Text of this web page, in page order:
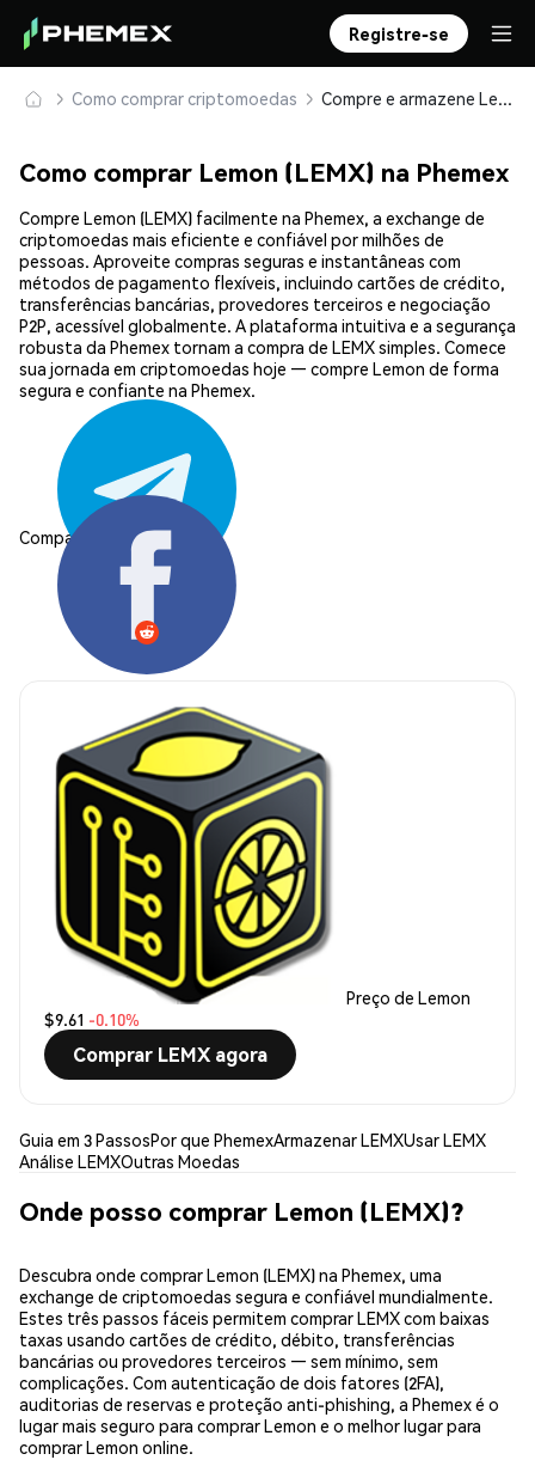
Registre-se
Como comprar criptomoedas Compre e armazene Lemon (LEMX) com segurança
Como comprar Lemon (LEMX) na Phemex
Compre Lemon (LEMX) facilmente na Phemex, a exchange de
criptomoedas mais eficiente e confiável por milhões de
pessoas. Aproveite compras seguras e instantâneas com
métodos de pagamento flexíveis, incluindo cartões de crédito,
transferências bancárias, provedores terceiros e negociação
P2P, acessível globalmente. A plataforma intuitiva e a segurança
robusta da Phemex tornam a compra de LEMX simples. Comece
sua jornada em criptomoedas hoje — compre Lemon de forma
segura e confiante na Phemex.
Compartilhar:
Preço de Lemon
$9.61 -0.10%
Comprar LEMX agora
Guia em 3 PassosPor que PhemexArmazenar LEMXUsar LEMX
Análise LEMXOutras Moedas
Onde posso comprar Lemon (LEMX)?
Descubra onde comprar Lemon (LEMX) na Phemex, uma
exchange de criptomoedas segura e confiável mundialmente.
Estes três passos fáceis permitem comprar LEMX com baixas
taxas usando cartões de crédito, débito, transferências
bancárias ou provedores terceiros — sem mínimo, sem
complicações. Com autenticação de dois fatores (2FA),
auditorias de reservas e proteção anti-phishing, a Phemex é o
lugar mais seguro para comprar Lemon e o melhor lugar para
comprar Lemon online.